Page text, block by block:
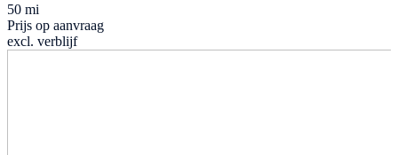
50 mi
Prijs op aanvraag
excl. verblijf